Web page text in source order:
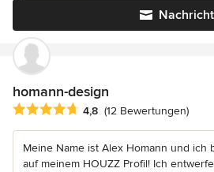
Nachricht
homann-design
Durchschnittliche Bewertung: 4.8
4,8 (12 Bewertungen)
Meine Name ist Alex Homann und ich
auf meinem HOUZZ Profil! Ich